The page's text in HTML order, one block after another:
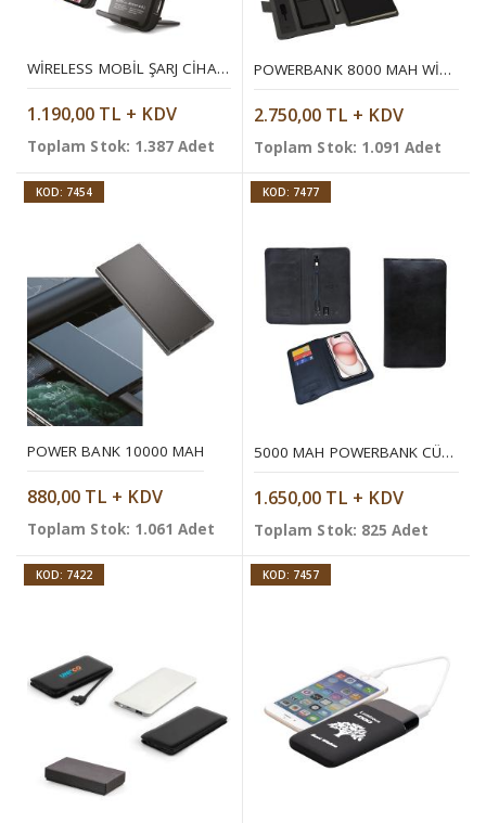
WIRELESS MOBIL ŞARJ CIHAZI 5000 MAH
1.190,00 TL + KDV
Toplam Stok: 1.387 Adet
POWERBANK 8000 MAH WIRELESS ORGANIZER
2.750,00 TL + KDV
Toplam Stok: 1.091 Adet
KOD: 7454
POWER BANK 10000 MAH
880,00 TL + KDV
Toplam Stok: 1.061 Adet
KOD: 7477
5000 MAH POWERBANK CÜZDAN
1.650,00 TL + KDV
Toplam Stok: 825 Adet
KOD: 7422 KOD: 7457